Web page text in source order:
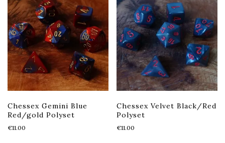
Chessex Gemini Blue
Red/gold Polyset
€11.00
Chessex Velvet Black/Red
Polyset
€11.00